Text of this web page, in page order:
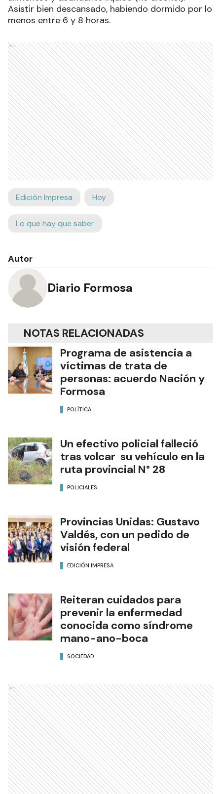
Asistir bien descansado, habiendo dormido por lo
menos entre 6 y 8 horas.
Ads
Edición Impresa Hoy
Lo que hay que saber
Autor
Diario Formosa
NOTAS RELACIONADAS
Programa de asistencia a
víctimas de trata de
personas: acuerdo Nación y
Formosa
POLÍTICA
Un efectivo policial falleció
tras volcar su vehículo en la
ruta provincial N° 28
POLICIALES
Provincias Unidas: Gustavo
Valdés, con un pedido de
visión federal
EDICIÓN IMPRESA
Reiteran cuidados para
prevenir la enfermedad
conocida como síndrome
mano-ano-boca
SOCIEDAD
Ads